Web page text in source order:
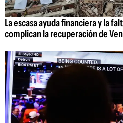
La escasa ayuda financiera y la
complican la recuperación de